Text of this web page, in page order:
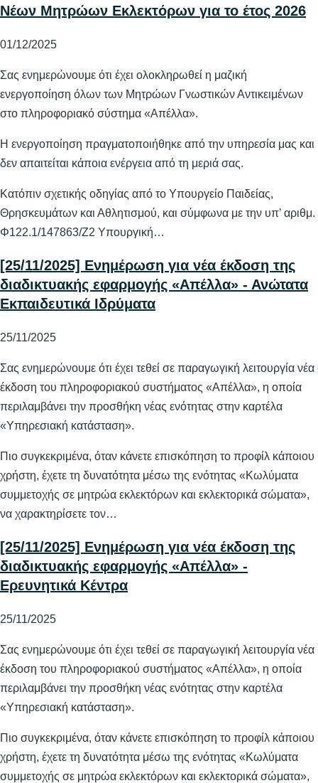
Νέων Μητρώων Εκλεκτόρων για το έτος 2026
01/12/2025
Σας ενημερώνουμε ότι έχει ολοκληρωθεί η μαζική
ενεργοποίηση όλων των Μητρώων Γνωστικών Αντικειμένων
στο πληροφοριακό σύστημα «Απέλλα».
Η ενεργοποίηση πραγματοποιήθηκε από την υπηρεσία μας και
δεν απαιτείται κάποια ενέργεια από τη μεριά σας.
Κατόπιν σχετικής οδηγίας από το Υπουργείο Παιδείας,
Θρησκευμάτων και Αθλητισμού, και σύμφωνα με την υπ’ αριθμ.
Φ122.1/147863/Ζ2 Υπουργική…
[25/11/2025] Ενημέρωση για νέα έκδοση της
διαδικτυακής εφαρμογής «Απέλλα» - Ανώτατα
Εκπαιδευτικά Ιδρύματα
25/11/2025
Σας ενημερώνουμε ότι έχει τεθεί σε παραγωγική λειτουργία νέα
έκδοση του πληροφοριακού συστήματος «Απέλλα», η οποία
περιλαμβάνει την προσθήκη νέας ενότητας στην καρτέλα
«Υπηρεσιακή κατάσταση».
Πιο συγκεκριμένα, όταν κάνετε επισκόπηση το προφίλ κάποιου
χρήστη, έχετε τη δυνατότητα μέσω της ενότητας «Κωλύματα
συμμετοχής σε μητρώα εκλεκτόρων και εκλεκτορικά σώματα»,
να χαρακτηρίσετε τον…
[25/11/2025] Ενημέρωση για νέα έκδοση της
διαδικτυακής εφαρμογής «Απέλλα» -
Ερευνητικά Κέντρα
25/11/2025
Σας ενημερώνουμε ότι έχει τεθεί σε παραγωγική λειτουργία νέα
έκδοση του πληροφοριακού συστήματος «Απέλλα», η οποία
περιλαμβάνει την προσθήκη νέας ενότητας στην καρτέλα
«Υπηρεσιακή κατάσταση».
Πιο συγκεκριμένα, όταν κάνετε επισκόπηση το προφίλ κάποιου
χρήστη, έχετε τη δυνατότητα μέσω της ενότητας «Κωλύματα
συμμετοχής σε μητρώα εκλεκτόρων και εκλεκτορικά σώματα»,